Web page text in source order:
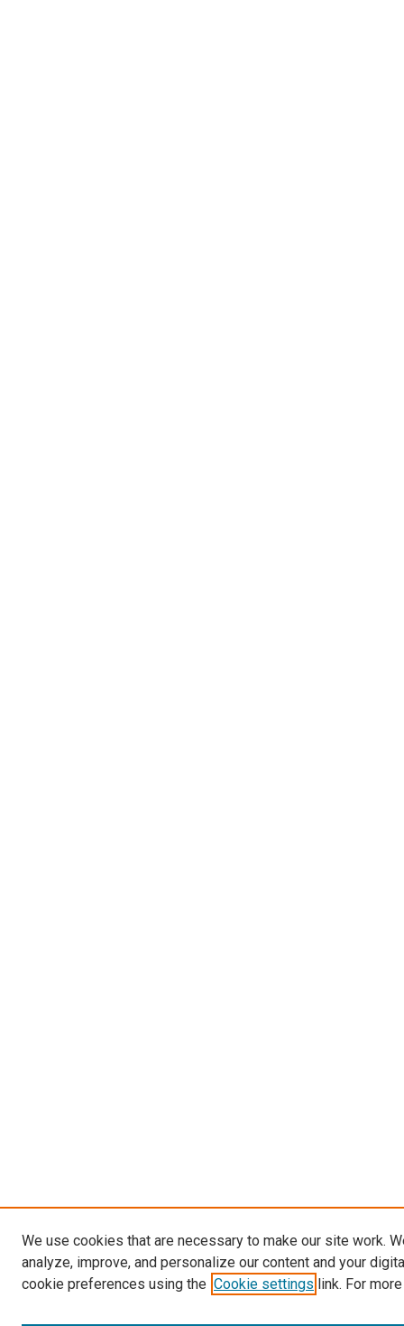
We use cookies that are necessary to make our site work.
analyze, improve, and personalize our content and your
cookie preferences using the Cookie settings link. For